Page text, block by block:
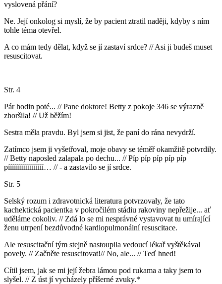
vyslovená přání?
Ne. Její onkolog si myslí, že by pacient ztratil naději, kdyby s ním
tohle téma otevřel.
A co mám tedy dělat, když se jí zastaví srdce? // Asi ji budeš muset
resuscitovat.
Str. 4
Pár hodin poté... // Pane doktore! Betty z pokoje 346 se výrazně
zhoršila! // Už běžím!
Sestra měla pravdu. Byl jsem si jist, že paní do rána nevydrží.
Zatímco jsem ji vyšetřoval, moje obavy se téměř okamžitě potvrdily.
// Betty naposled zalapala po dechu... // Píp píp píp píp píp
píííííííííííííííííí… // - a zastavilo se jí srdce.
Str. 5
Selský rozum i zdravotnická literatura potvrzovaly, že tato
kachektická pacientka v pokročilém stádiu rakoviny nepřežije... ať
uděláme cokoliv. // Zdá lo se mi nesprávné vystavovat tu umírající
ženu utrpení bezdůvodné kardiopulmonální resuscitace.
Ale resuscitační tým stejně nastoupila vedoucí lékař vyštěkával
povely. // Začněte resuscitovat!// No, ale... // Teď hned!
Cítil jsem, jak se mi její žebra lámou pod rukama a taky jsem to
slyšel. // Z úst jí vycházely příšerné zvuky.*